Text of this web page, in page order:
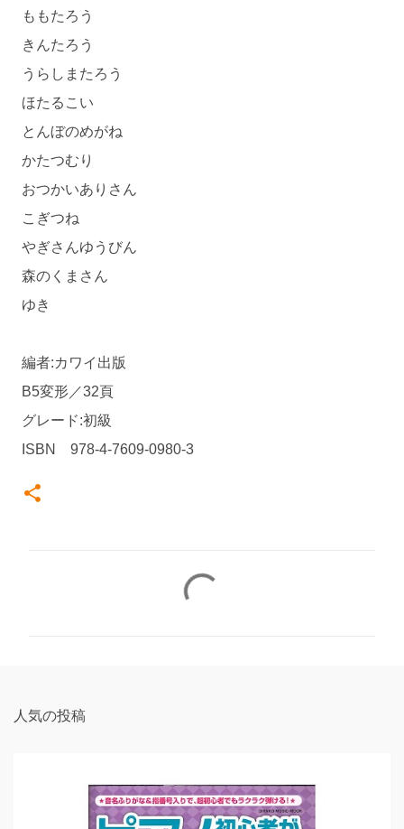
ももたろう
きんたろう
うらしまたろう
ほたるこい
とんぼのめがね
かたつむり
おつかいありさん
こぎつね
やぎさんゆうびん
森のくまさん
ゆき
編者:カワイ出版
B5変形／32頁
グレード:初級
ISBN 978-4-7609-0980-3
人気の投稿